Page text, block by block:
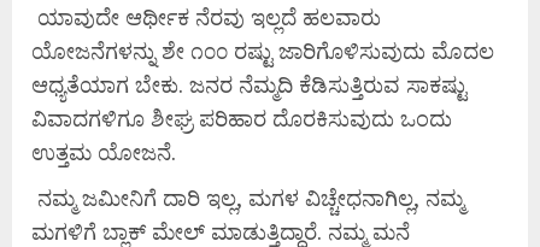
ಯಾವುದೇ ಆರ್ಥೀಕ ನೆರವು ಇಲ್ಲದೆ ಹಲವಾರು
ಯೋಜನೆಗಳನ್ನು ಶೇ ೧೦೦ ರಷ್ಟು ಜಾರಿಗೊಳಿಸುವುದು ಮೊದಲ
ಆಧ್ಯತೆಯಾಗ ಬೇಕು. ಜನರ ನೆಮ್ಮದಿ ಕೆಡಿಸುತ್ತಿರುವ ಸಾಕಷ್ಟು
ವಿವಾದಗಳಿಗೂ ಶೀಘ್ರ ಪರಿಹಾರ ದೊರಕಿಸುವುದು ಒಂದು
ಉತ್ತಮ ಯೋಜನೆ.
ನಮ್ಮ ಜಮೀನಿಗೆ ದಾರಿ ಇಲ್ಲ, ಮಗಳ ವಿಚ್ಚೇಧನಾಗಿಲ್ಲ, ನಮ್ಮ
ಮಗಳಿಗೆ ಬ್ಲಾಕ್ ಮೇಲ್ ಮಾಡುತ್ತಿದ್ದಾರೆ. ನಮ್ಮ ಮನೆ